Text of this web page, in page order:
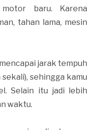
baru. Karena
tahan lama, mesin
jarak tempuh
sehingga kamu
Selain itu jadi lebih
waktu.